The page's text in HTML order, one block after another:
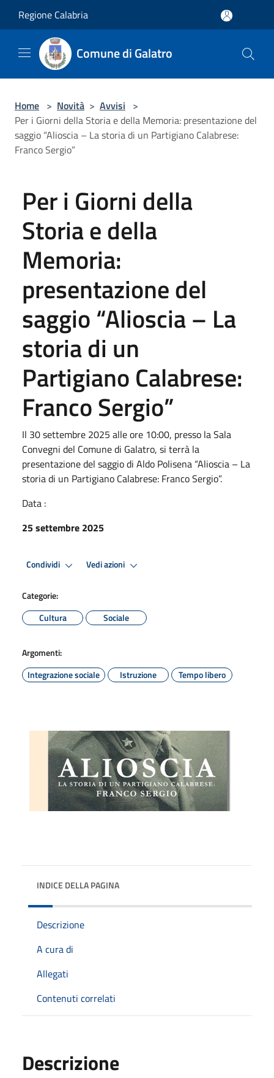
Regione Calabria
Comune di Galatro
Home > Novità > Avvisi >
Per i Giorni della Storia e della Memoria: presentazione del
saggio “Alioscia – La storia di un Partigiano Calabrese:
Franco Sergio”
Per i Giorni della
Storia e della
Memoria:
presentazione del
saggio “Alioscia – La
storia di un
Partigiano Calabrese:
Franco Sergio”
Il 30 settembre 2025 alle ore 10:00, presso la Sala
Convegni del Comune di Galatro, si terrà la
presentazione del saggio di Aldo Polisena “Alioscia – La
storia di un Partigiano Calabrese: Franco Sergio”.
Data :
25 settembre 2025
Condividi Vedi azioni
Categorie:
Cultura
Sociale
Argomenti:
Integrazione sociale
Istruzione Tempo libero
INDICE DELLA PAGINA
Descrizione
A cura di
Allegati
Contenuti correlati
Descrizione